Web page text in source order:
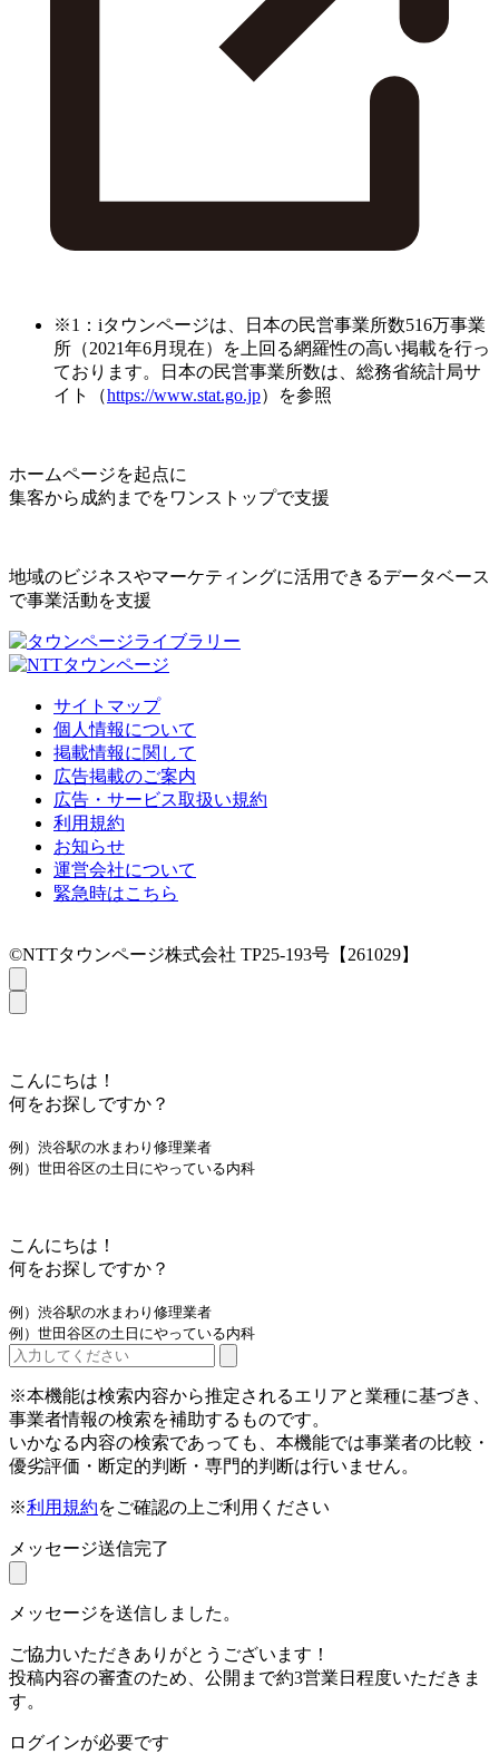
※1：iタウンページは、日本の民営事業所数516万事業
所（2021年6月現在）を上回る網羅性の高い掲載を行っ
ております。日本の民営事業所数は、総務省統計局サ
イト（https://www.stat.go.jp）を参照
ホームページを起点に
集客から成約までをワンストップで支援
地域のビジネスやマーケティングに活用できるデータベース
で事業活動を支援
サイトマップ
個人情報について
掲載情報に関して
広告掲載のご案内
広告・サービス取扱い規約
利用規約
お知らせ
運営会社について
緊急時はこちら
©NTTタウンページ株式会社 TP25-193号【261029】
こんにちは！
何をお探しですか？
例）渋谷駅の水まわり修理業者
例）世田谷区の土日にやっている内科
こんにちは！
何をお探しですか？
例）渋谷駅の水まわり修理業者
例）世田谷区の土日にやっている内科
※本機能は検索内容から推定されるエリアと業種に基づき、
事業者情報の検索を補助するものです。
いかなる内容の検索であっても、本機能では事業者の比較・
優劣評価・断定的判断・専門的判断は行いません。
※利用規約をご確認の上ご利用ください
メッセージ送信完了
メッセージを送信しました。
ご協力いただきありがとうございます！
投稿内容の審査のため、公開まで約3営業日程度いただきま
す。
ログインが必要です